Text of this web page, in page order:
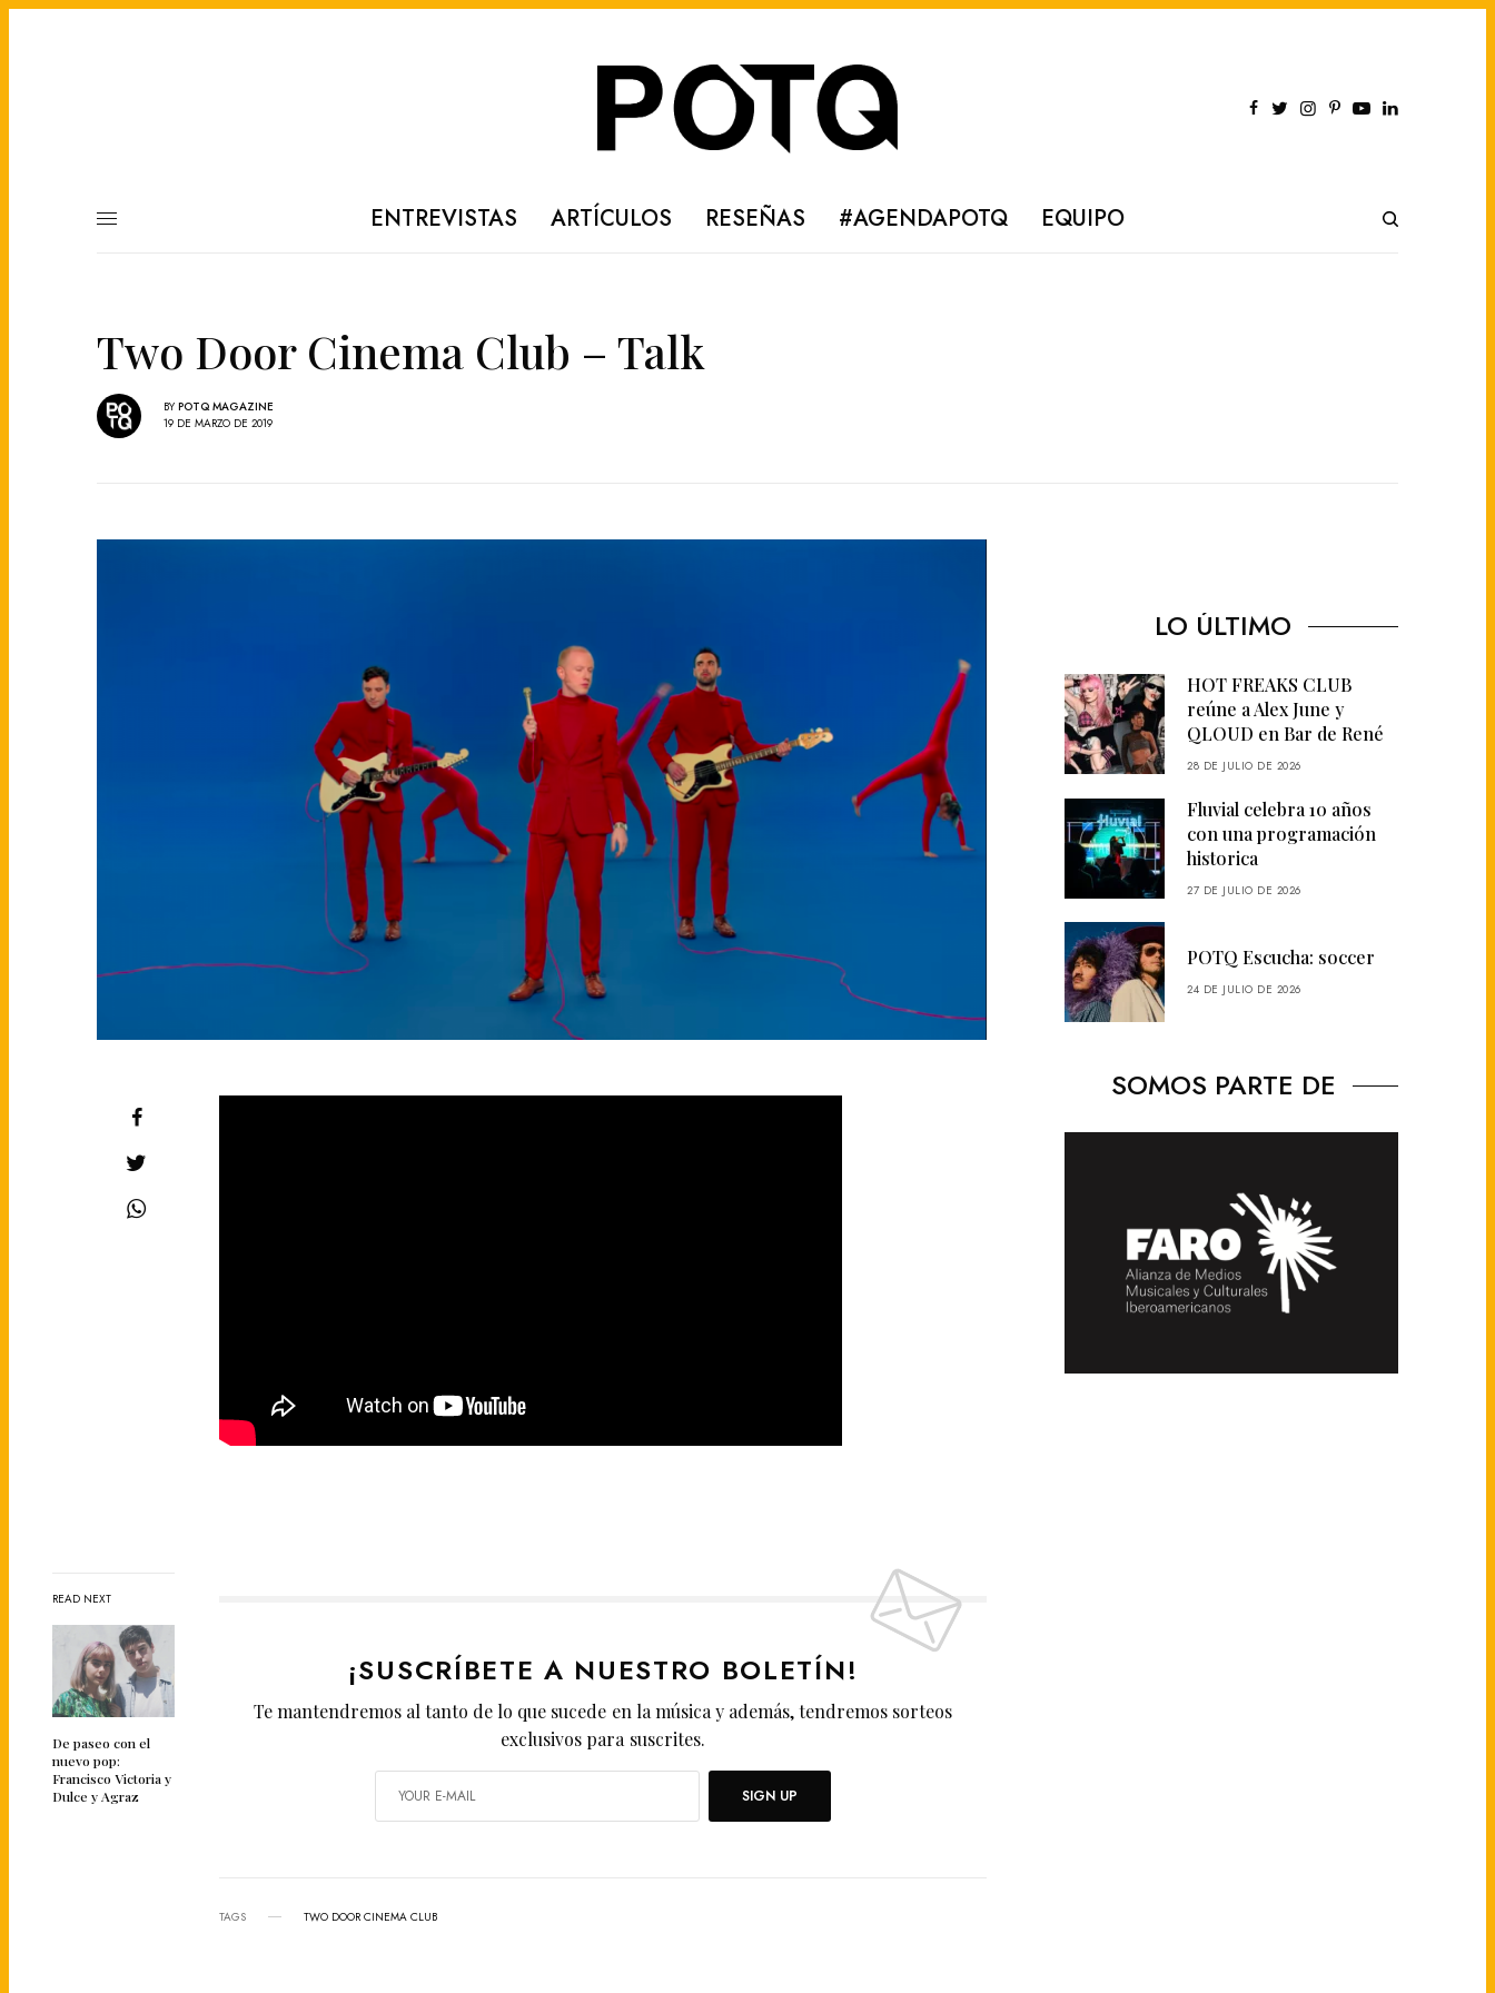
ENTREVISTAS ARTÍCULOS RESEÑAS #AGENDAPOTQ EQUIPO
Two Door Cinema Club – Talk
BY POTQ MAGAZINE
19 DE MARZO DE 2019
READ NEXT
De paseo con el
nuevo pop:
Francisco Victoria y
Dulce y Agraz
¡SUSCRÍBETE A NUESTRO BOLETÍN!
Te mantendremos al tanto de lo que sucede en la música y además, tendremos sorteos
exclusivos para suscrites.
SIGN UP
TAGS TWO DOOR CINEMA CLUB
LO ÚLTIMO
HOT FREAKS CLUB
reúne a Alex June y
QLOUD en Bar de René
28 DE JULIO DE 2026
Fluvial celebra 10 años
con una programación
historica
27 DE JULIO DE 2026
POTQ Escucha: soccer
24 DE JULIO DE 2026
SOMOS PARTE DE